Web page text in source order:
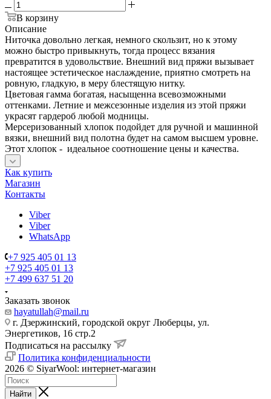
В корзину
Описание
Ниточка довольно легкая, немного скользит, но к этому
можно быстро привыкнуть, тогда процесс вязания
превратится в удовольствие. Внешний вид пряжи вызывает
настоящее эстетическое наслаждение, приятно смотреть на
ровную, гладкую, в меру блестящую нитку.
Цветовая гамма богатая, насыщенна всевозможными
оттенками. Летние и межсезонные изделия из этой пряжи
украсят гардероб любой модницы.
Мерсеризованный хлопок подойдет для ручной и машинной
вязки, внешний вид полотна будет на самом высшем уровне.
Этот хлопок - идеальное соотношение цены и качества.
Как купить
Магазин
Контакты
Viber
Viber
WhatsApp
+7 925 405 01 13
+7 925 405 01 13
+7 499 637 51 20
Заказать звонок
hayatullah@mail.ru
г. Дзержинский, городской округ Люберцы, ул.
Энергетиков, 16 стр.2
Подписаться на рассылку
Политика конфиденциальности
2026 © SiyarWool: интернет-магазин
Найти